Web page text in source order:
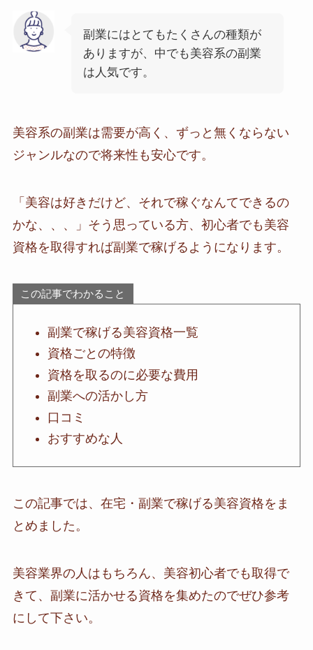
副業にはとてもたくさんの種類が
ありますが、中でも美容系の副業
は人気です。
美容系の副業は需要が高く、ずっと無くならない
ジャンルなので将来性も安心です。
「美容は好きだけど、それで稼ぐなんてできるの
かな、、、」そう思っている方、初心者でも美容
資格を取得すれば副業で稼げるようになります。
この記事でわかること
副業で稼げる美容資格一覧
資格ごとの特徴
資格を取るのに必要な費用
副業への活かし方
口コミ
おすすめな人
この記事では、在宅・副業で稼げる美容資格をま
とめました。
美容業界の人はもちろん、美容初心者でも取得で
きて、副業に活かせる資格を集めたのでぜひ参考
にして下さい。